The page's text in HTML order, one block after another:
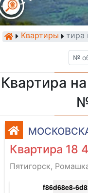
Квартиры
Квартира
Квартира 18
Пятигорск,
f86d68e8-